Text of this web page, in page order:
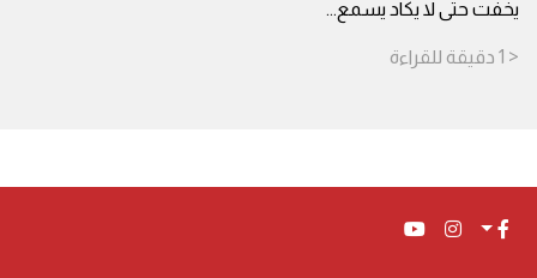
يخفت حتى لا يكاد يسمع...
< 1 دقيقة للقراءة